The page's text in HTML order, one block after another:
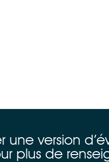
une version
plus de